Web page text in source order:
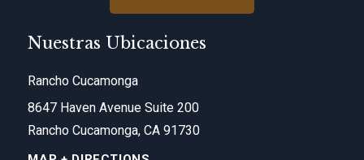
Nuestras Ubicaciones
Rancho Cucamonga
8647 Haven Avenue Suite 200
Rancho Cucamonga, CA 91730